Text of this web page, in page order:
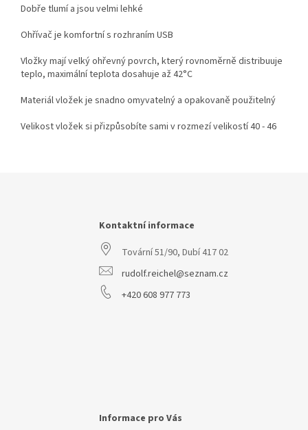
Dobře tlumí a jsou velmi lehké
Ohřívač je komfortní s rozhraním USB
Vložky mají velký ohřevný povrch, který rovnoměrně distribuuje
teplo, maximální teplota dosahuje až 42°C
Materiál vložek je snadno omyvatelný a opakovaně použitelný
Velikost vložek si přizpůsobíte sami v rozmezí velikostí 40 - 46
Kontaktní informace
Tovární 51/90, Dubí 417 02
rudolf.reichel@seznam.cz
+420 608 977 773
Informace pro Vás